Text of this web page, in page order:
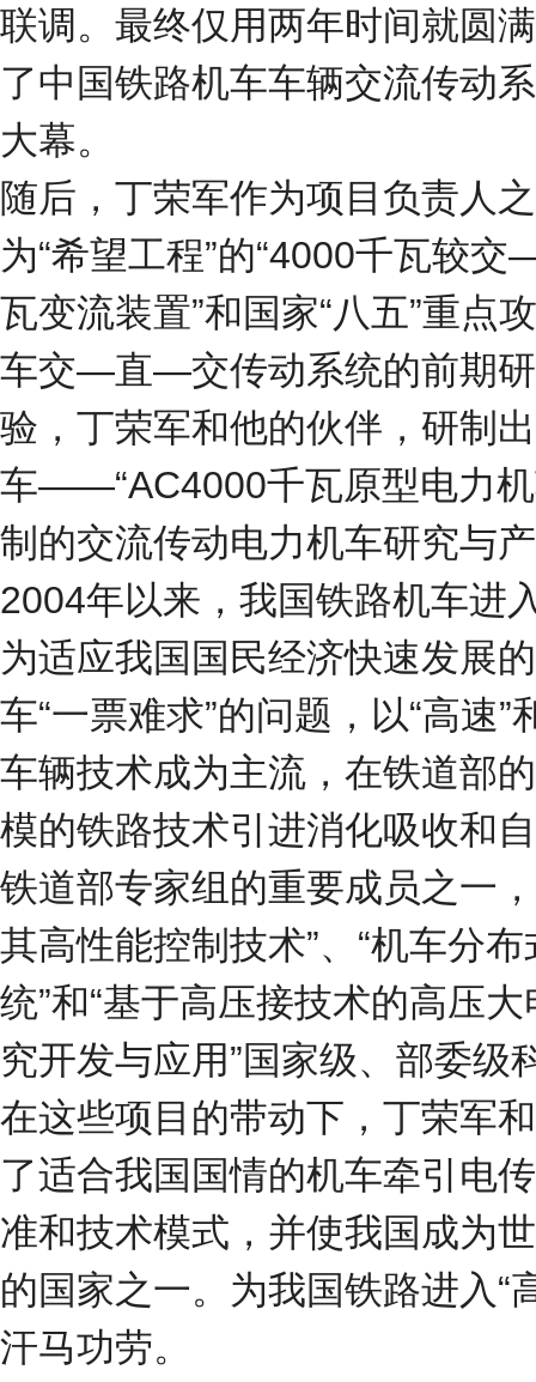
联调。最终仅用两年时间就圆
了中国铁路机车车辆交流传动
大幕。
随后，丁荣军作为项目负责人
为“希望工程”的“4000千瓦较
瓦变流装置”和国家“八五”重
车交—直—交传动系统的前期
验，丁荣军和他的伙伴，研制
车——“AC4000千瓦原型电力
制的交流传动电力机车研究与
2004年以来，我国铁路机车进
为适应我国国民经济快速发展
车“一票难求”的问题，以“高速
车辆技术成为主流，在铁道部
模的铁路技术引进消化吸收和
铁道部专家组的重要成员之一
其高性能控制技术”、“机车分
统”和“基于高压接技术的高压
究开发与应用”国家级、部委级
在这些项目的带动下，丁荣军
了适合我国国情的机车牵引电
准和技术模式，并使我国成为
的国家之一。为我国铁路进入“
汗马功劳。